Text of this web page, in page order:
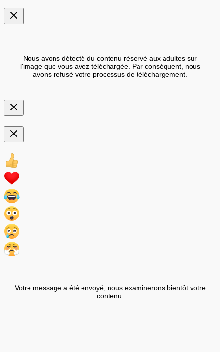
Nous avons détecté du contenu réservé aux adultes sur
l'image que vous avez téléchargée. Par conséquent, nous
avons refusé votre processus de téléchargement.
Votre message a été envoyé, nous examinerons bientôt votre
contenu.